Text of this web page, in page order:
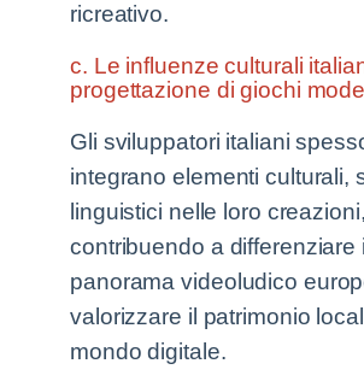
ricreativo.
c. Le influenze culturali
progettazione di giochi
Gli sviluppatori italiani
integrano elementi culturali,
linguistici nelle loro creazioni,
contribuendo a differenziare il
panorama videoludico
valorizzare il patrimonio
mondo digitale.